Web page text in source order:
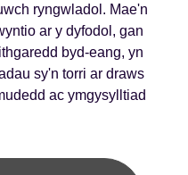
ryngwladol. Mae'n
ar y dyfodol, gan
byd-eang, yn
sy'n torri ar draws
ac ymgysylltiad